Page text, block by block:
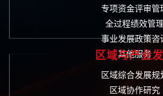
专项资金评审管
全过程绩效管理
事业发展政策咨
其他服务
区域与产业
区域综合发展规
区域协作研究